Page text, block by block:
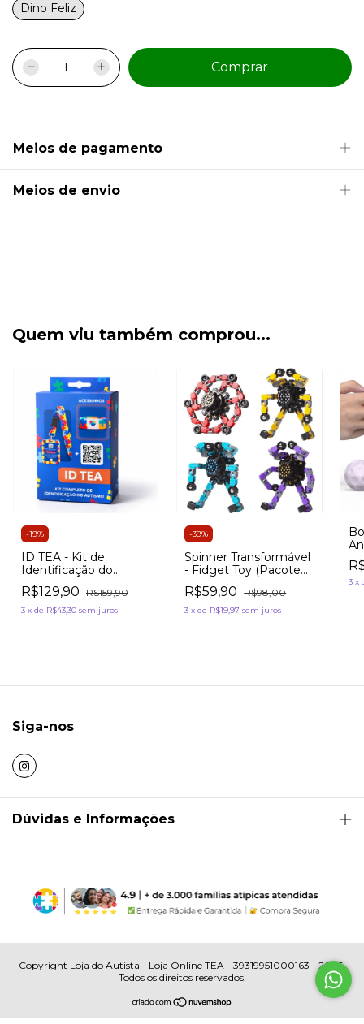
Dino Feliz
Meios de pagamento
Meios de envio
Quem viu também comprou...
-19%
ID TEA - Kit de
Identificação do
Autismo Completo
(QR Code + APP)
R$129,90 R$159,90
3 x de R$43,30 sem juros
-39%
Spinner Transformável
- Fidget Toy (Pacote
com 4)
R$59,90 R$98,00
3 xde R$19,97 sem juros
3 x
Siga-nos
Dúvidas e Informações
Copyright Loja do Autista - Loja Online TEA - 39319951000163 - 2026.
Todos os direitos reservados.